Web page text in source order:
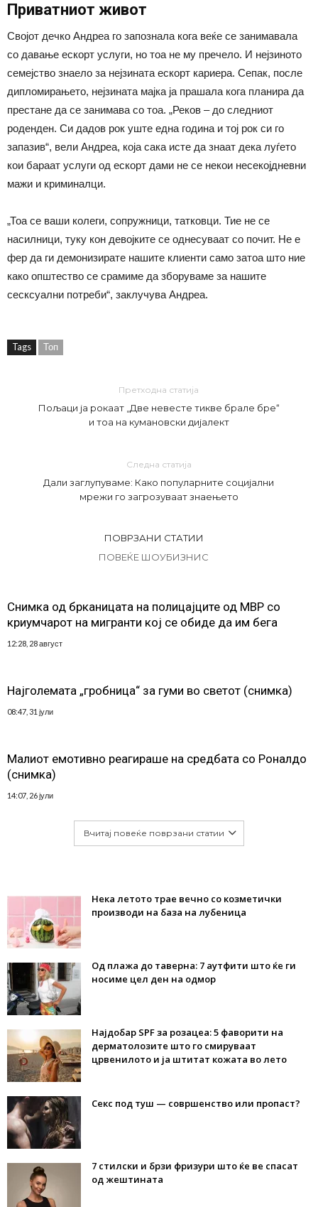
Приватниот живот
Својот дечко Андреа го запознала кога веќе се занимавала
со давање ескорт услуги, но тоа не му пречело. И нејзиното
семејство знаело за нејзината ескорт кариера. Сепак, после
дипломирањето, нејзината мајка ја прашала кога планира да
престане да се занимава со тоа. „Реков – до следниот
роденден. Си дадов рок уште една година и тој рок си го
запазив“, вели Андреа, која сака исте да знаат дека луѓето
кои бараат услуги од ескорт дами не се некои несекојдневни
мажи и криминалци.
„Тоа се ваши колеги, сопружници, татковци. Тие не се
насилници, туку кон девојките се однесуваат со почит. Не е
фер да ги демонизирате нашите клиенти само затоа што ние
како општество се срамиме да зборуваме за нашите
сесксуални потреби“, заклучува Андреа.
Tags Топ
Претходна статија
Пољаци ја рокаат „Две невесте тикве брале бре“
и тоа на кумановски дијалект
Следна статија
Дали заглупуваме: Како популарните социјални
мрежи го загрозуваат знаењето
ПОВРЗАНИ СТАТИИ
ПОВЕЌЕ ШОУБИЗНИС
Снимка од брканицата на полицајците од МВР со
криумчарот на мигранти кој се обиде да им бега
12:28, 28 август
Најголемата „гробница“ за гуми во светот (снимка)
08:47, 31 јули
Малиот емотивно реагираше на средбата со Роналдо
(снимка)
14:07, 26 јули
Вчитај повеќе поврзани статии
Нека летото трае вечно со козметички
производи на база на лубеница
Од плажа до таверна: 7 аутфити што ќе ги
носиме цел ден на одмор
Најдобар SPF за розацеа: 5 фаворити на
дерматолозите што го смируваат
црвенилото и ја штитат кожата во лето
Секс под туш — совршенство или пропаст?
7 стилски и брзи фризури што ќе ве спасат
од жештината